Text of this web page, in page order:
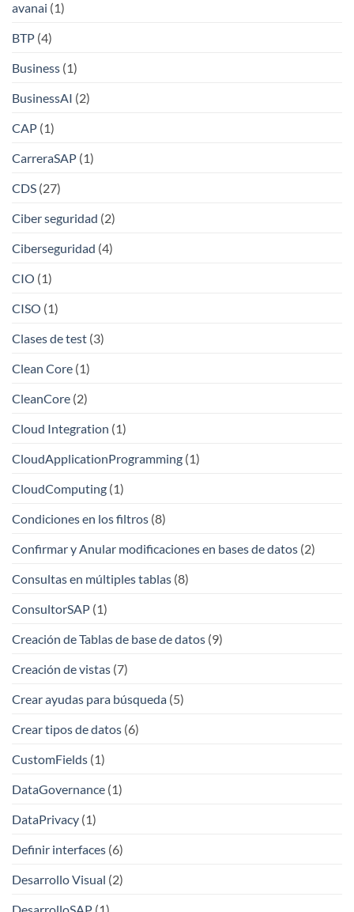
avanai (1)
BTP (4)
Business (1)
BusinessAI (2)
CAP (1)
CarreraSAP (1)
CDS (27)
Ciber seguridad (2)
Ciberseguridad (4)
CIO (1)
CISO (1)
Clases de test (3)
Clean Core (1)
CleanCore (2)
Cloud Integration (1)
CloudApplicationProgramming (1)
CloudComputing (1)
Condiciones en los filtros (8)
Confirmar y Anular modificaciones en bases de datos (2)
Consultas en múltiples tablas (8)
ConsultorSAP (1)
Creación de Tablas de base de datos (9)
Creación de vistas (7)
Crear ayudas para búsqueda (5)
Crear tipos de datos (6)
CustomFields (1)
DataGovernance (1)
DataPrivacy (1)
Definir interfaces (6)
Desarrollo Visual (2)